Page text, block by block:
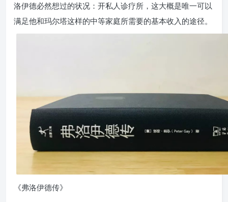
洛伊德必然想过的状况：开私人诊疗所，这大概是唯一可以
满足他和玛尔塔这样的中等家庭所需要的基本收入的途径。
《弗洛伊德传》